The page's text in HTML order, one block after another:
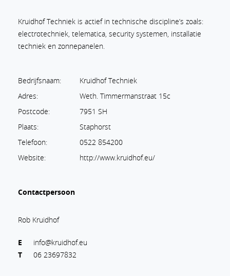
Kruidhof Techniek is actief in technische discipline’s zoals:
electrotechniek, telematica, security systemen, installatie
techniek en zonnepanelen.
Bedrijfsnaam:
Kruidhof Techniek
Adres:
Weth. Timmermanstraat 15c
Postcode:
7951 SH
Plaats:
Staphorst
Telefoon:
0522 854200
Website:
http://www.kruidhof.eu/
Contactpersoon
Rob Kruidhof
E
info@kruidhof.eu
T
06 23697832